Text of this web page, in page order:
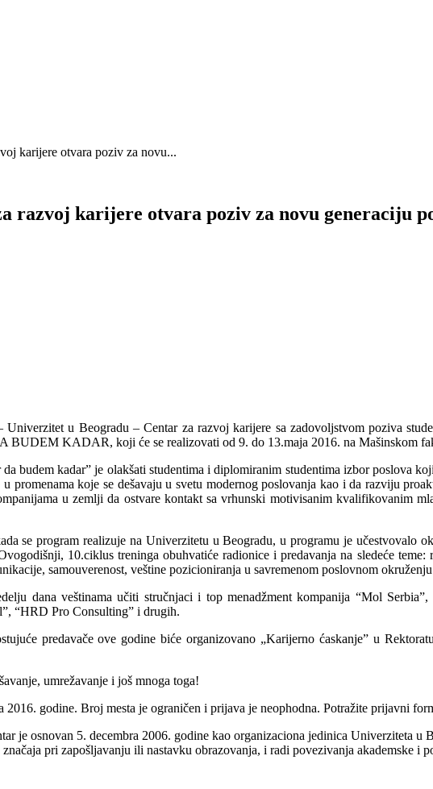
karijere otvara poziv za novu...
razvoj karijere otvara poziv za novu generaciju
Univerzitet u Beogradu – Centar za razvoj karijere sa zadovoljstvom poziva
BUDEM KADAR, koji će se realizovati od 9. do 13.maja 2016. na Mašinskom
budem kadar” je olakšati studentima i diplomiranim studentima izbor poslova
promenama koje se dešavaju u svetu modernog poslovanja kao i da razviju
u zemlji da ostvare kontakt sa vrhunski motivisanim kvalifikovanim
se program realizuje na Univerzitetu u Beogradu, u programu je učestvovalo
10.ciklus treninga obuhvatiće radionice i predavanja na sledeće
samouverenost, veštine pozicioniranja u savremenom poslovnom
dana veštinama učiti stručnjaci i top menadžment kompanija “Mol
“HRD Pro Consulting” i drugih.
predavače ove godine biće organizovano „Karijerno ćaskanje” u
umrežavanje i još mnoga toga!
godine. Broj mesta je ograničen i prijava je neophodna. Potražite prijavni
je osnovan 5. decembra 2006. godine kao organizaciona jedinica Univerziteta
pri zapošljavanju ili nastavku obrazovanja, i radi povezivanja akademske i